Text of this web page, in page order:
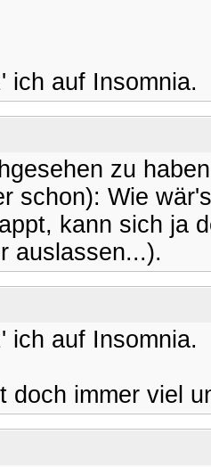
ich auf Insomnia.
zu
schon): Wie
kann sich ja
auslassen...).
ich auf Insomnia.
doch immer viel